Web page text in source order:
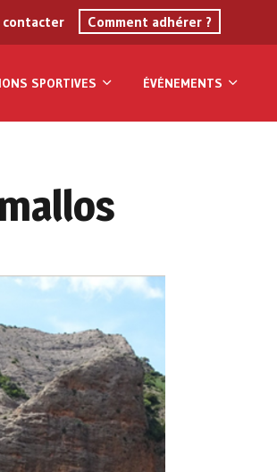
contacter Comment adhérer ?
SPORTIVES ÉVÉNEMENTS